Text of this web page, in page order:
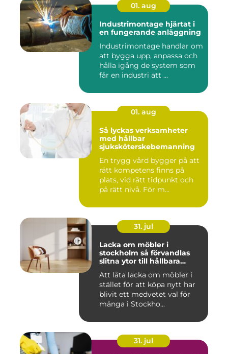
01. aug
Industrimontage hjärtat i
en fungerande anläggning
Industrimontage handlar om
att bygga upp, anpassa och
hålla igång de system som
får en industri att ...
01. aug
Så lyckas verksamheter
med hållbar
sjuksköterskebemanning
En trygg vård bygger på att
rätt kompetens finns på
plats, vid rätt tidpunkt och
på rätt nivå. För m...
31. jul
Lacka om möbler i
stockholm så förvandlas
slitna ytor till hållbara
Att låta lacka om möbler i
stället för att köpa nytt har
blivit ett medvetet val för
många i Stockho...
31. jul